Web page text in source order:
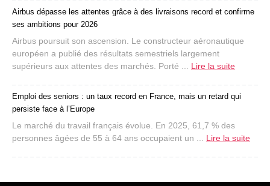
Airbus dépasse les attentes grâce à des livraisons record et confirme
ses ambitions pour 2026
Airbus poursuit son ascension. Le constructeur aéronautique
européen a publié des résultats semestriels largement
supérieurs aux attentes des marchés. Porté ... Lire la suite
Emploi des seniors : un taux record en France, mais un retard qui
persiste face à l’Europe
Le marché du travail français évolue. En 2025, 61,7 % des
personnes âgées de 55 à 64 ans occupaient un ... Lire la suite